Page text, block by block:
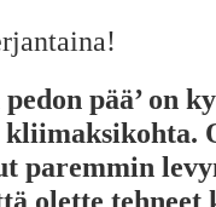
pää’ on
kliimaksikohta.
paremmin
olette tehneet